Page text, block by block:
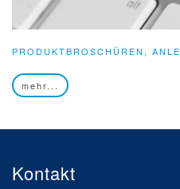
PRODUKTBROSCHÜREN,
mehr...
Kontakt